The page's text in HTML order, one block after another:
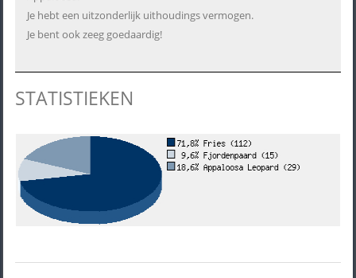
Je hebt een uitzonderlijk uithoudings vermogen.
Je bent ook zeeg goedaardig!
STATISTIEKEN